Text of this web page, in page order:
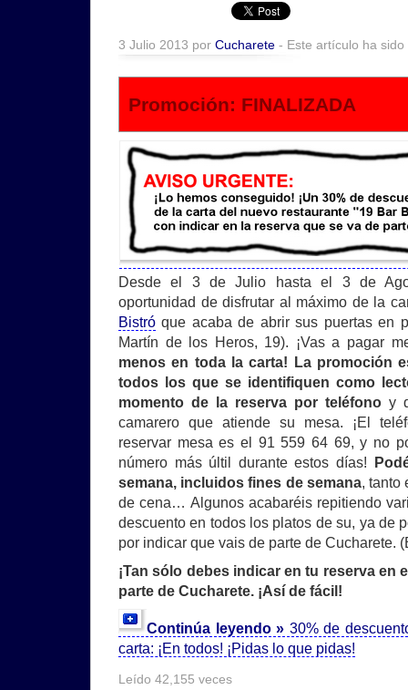
3 Julio 2013 por Cucharete - Este artículo ha
Promoción: FINALIZADA
Desde el 3 de Julio hasta el 3 de
oportunidad de disfrutar al máximo de la
Bistró que acaba de abrir sus puertas en
Martín de los Heros, 19). ¡Vas a pagar
menos en toda la carta! La promoción
todos los que se identifiquen como
momento de la reserva por teléfonoy
camarero que atiende su mesa. ¡El
reservar mesa es el 91 559 64 69, y no
número más últil durante estos días!
semana, incluidos fines de semana, tanto
de cena… Algunos acabaréis repitiendo
descuento en todos los platos de su, ya de
por indicar que vais de parte de Cucharete.
¡Tan sólo debes indicar en tu reserva en
parte de Cucharete. ¡Así de fácil!
Continúa leyendo » 30% de
carta: ¡En todos! ¡Pidas lo que pidas!
Leído 42,155 veces